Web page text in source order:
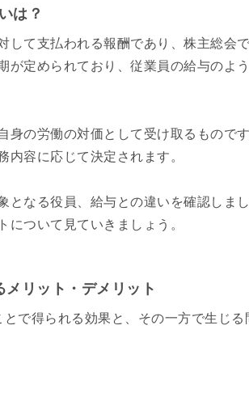
は？
して支払われる報酬であり、株主総会
が定められており、従業員の給与のよ
身の労働の対価として受け取るもので
内容に応じて決定されます。
となる役員、給与との違いを確認しま
について見ていきましょう。
リット・デメリット
で得られる効果と、その一方で生じ